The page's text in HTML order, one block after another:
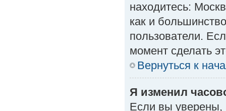
находитесь:
как и
пользователи.
момент сделать
Вернуться к
Я изменил
Если вы уверены,